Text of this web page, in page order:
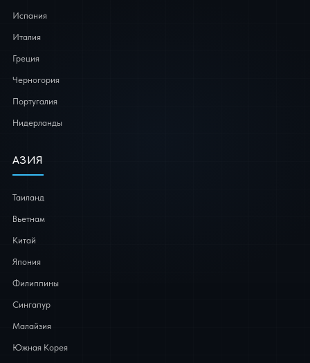
Испания
Италия
Греция
Черногория
Португалия
Нидерланды
АЗИЯ
Таиланд
Вьетнам
Китай
Япония
Филиппины
Сингапур
Малайзия
Южная Корея